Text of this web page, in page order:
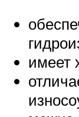
имеет